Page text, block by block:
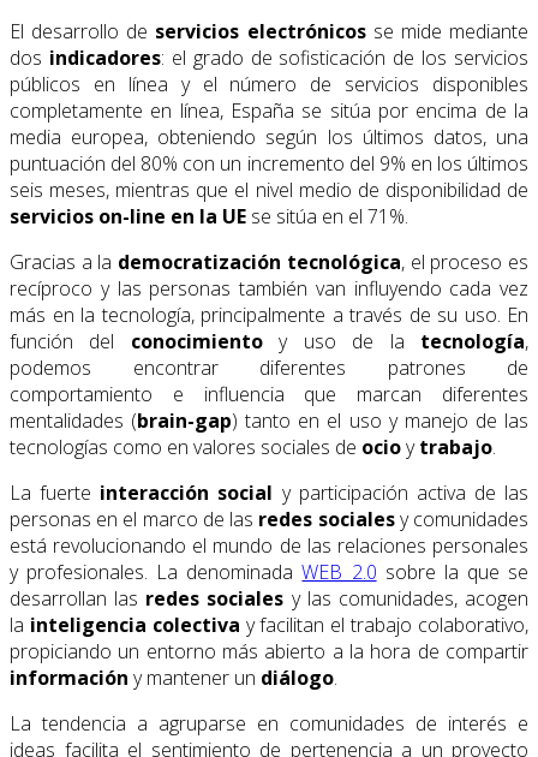
El desarrollo de servicios electrónicosse mide mediante
dos indicadores: el grado de sofisticación de los servicios
públicos en línea y el número de servicios disponibles
completamente en línea, España se sitúa por encima de la
media europea, obteniendo según los últimos datos, una
puntuación del 80% con un incremento del 9% en los últimos
seis meses, mientras que el nivel medio de disponibilidad de
servicios on-line en la UE se sitúa en el 71%.
Gracias a la democratización tecnológica, el proceso es
recíproco y las personas también van influyendo cada vez
más en la tecnología, principalmente a través de su uso. En
función del conocimientoy uso de la tecnología,
podemos encontrar diferentes patrones de
comportamiento e influencia que marcan diferentes
mentalidades (brain-gap) tanto en el uso y manejo de las
tecnologías como en valores sociales de ocioytrabajo.
La fuerte interacción social y participación activa de las
personas en el marco de las redes socialesy comunidades
está revolucionando el mundo de las relaciones personales
y profesionales. La denominadaWEB 2.0 sobre la que se
desarrollan las redes sociales y las comunidades, acogen
la inteligencia colectiva y facilitan el trabajo colaborativo,
propiciando un entorno más abierto a la hora de compartir
información y mantener un diálogo.
La tendencia a agruparse en comunidades de interés e
ideas facilita el sentimiento de pertenencia a un proyecto